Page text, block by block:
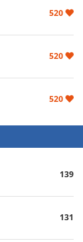
520
520
520
139
131